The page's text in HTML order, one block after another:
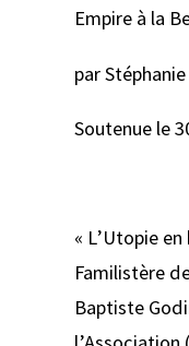
Empire à la
par
Soutenue le
« L’Utopie
Familistère
Baptiste